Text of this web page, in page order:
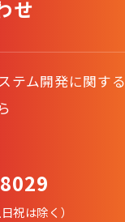
せ
テム開発に関する
祝は除く）